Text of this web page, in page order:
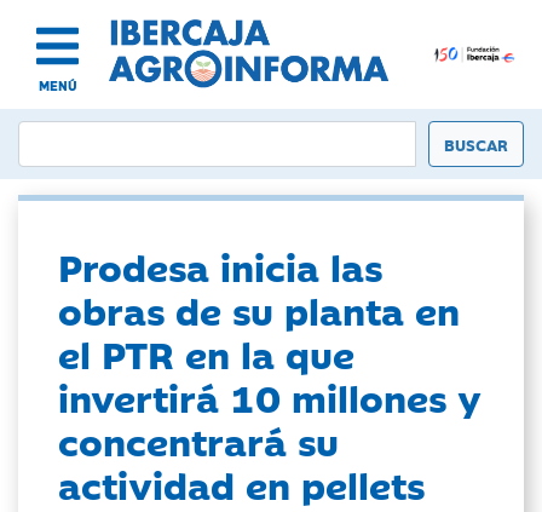
MENÚ
Prodesa inicia las
obras de su planta en
el PTR en la que
invertirá 10 millones y
concentrará su
actividad en pellets